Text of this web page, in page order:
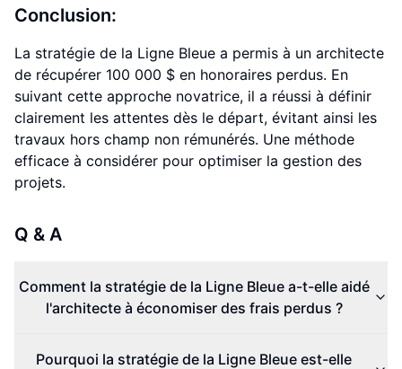
Conclusion:
La stratégie de la Ligne Bleue a permis à un architecte
de récupérer 100 000 $ en honoraires perdus. En
suivant cette approche novatrice, il a réussi à définir
clairement les attentes dès le départ, évitant ainsi les
travaux hors champ non rémunérés. Une méthode
efficace à considérer pour optimiser la gestion des
projets.
Q & A
Comment la stratégie de la Ligne Bleue a-t-elle aidé
l'architecte à économiser des frais perdus ?
Pourquoi la stratégie de la Ligne Bleue est-elle